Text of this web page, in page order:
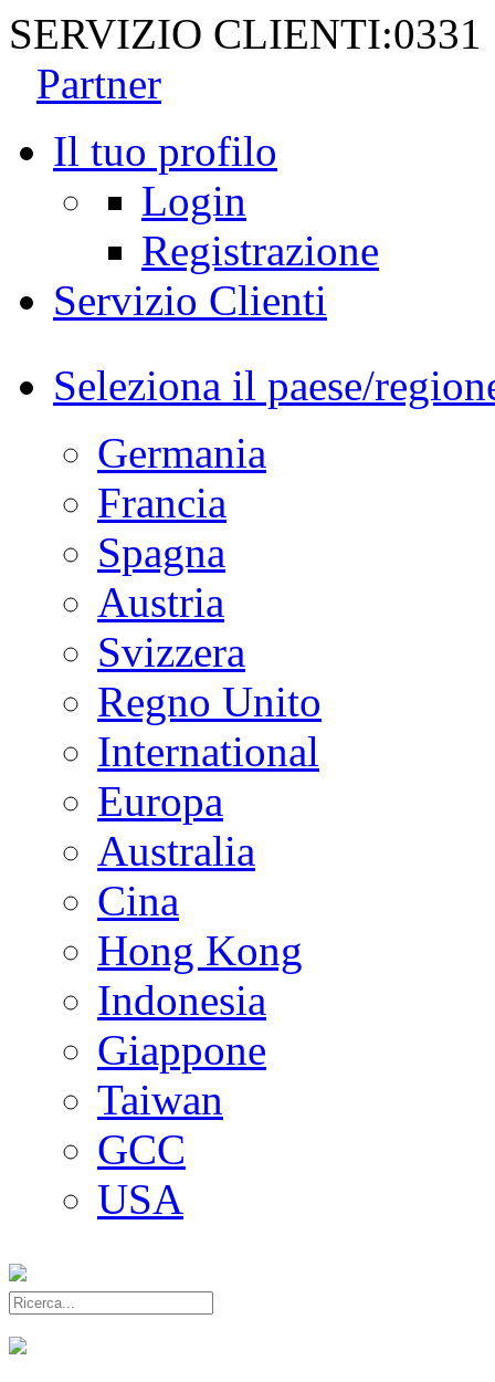
SERVIZIO CLIENTI:0331
Partner
Il tuo profilo
Login
Registrazione
Servizio Clienti
Seleziona il paese/
Germania
Francia
Spagna
Austria
Svizzera
Regno Unito
International
Europa
Australia
Cina
Hong Kong
Indonesia
Giappone
Taiwan
GCC
USA